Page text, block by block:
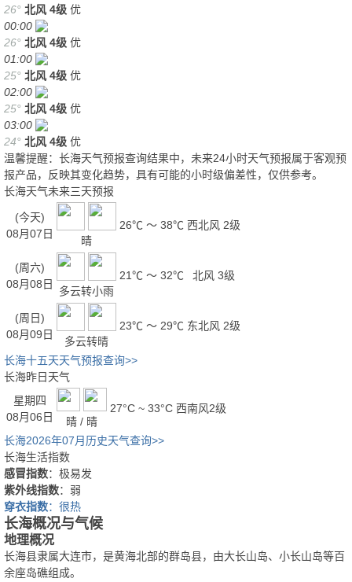
26° 北风 4级 优
00:00
26° 北风 4级 优
01:00
25° 北风 4级 优
02:00
25° 北风 4级 优
03:00
24° 北风 4级 优
温馨提醒：长海天气预报查询结果中，未来24小时天气预报属于客观预
报产品，反映其变化趋势，具有可能的小时级偏差性，仅供参考。
长海天气未来三天预报
(今天)
08月07日
晴
26℃ ～ 38℃ 西北风 2级
(周六)
08月08日
多云转小雨
21℃ ～ 32℃ 北风 3级
(周日)
08月09日
多云转晴
23℃ ～ 29℃ 东北风 2级
长海十五天天气预报查询>>
长海昨日天气
星期四
08月06日
晴 / 晴
27°C ~ 33°C 西南风2级
长海2026年07月历史天气查询>>
长海生活指数
感冒指数：极易发
紫外线指数：弱
穿衣指数：很热
长海概况与气候
地理概况
长海县隶属大连市，是黄海北部的群岛县，由大长山岛、小长山岛等百
余座岛礁组成。